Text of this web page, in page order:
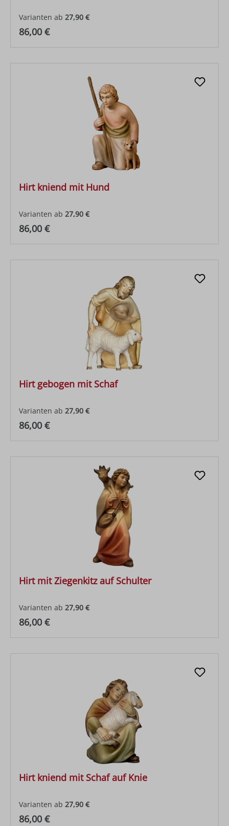
Varianten ab 27,90 €
Regulärer Preis:
86,00 €
Hirt kniend mit Hund
Varianten ab 27,90 €
Regulärer Preis:
86,00 €
Hirt gebogen mit Schaf
Varianten ab 27,90 €
Regulärer Preis:
86,00 €
Hirt mit Ziegenkitz auf Schulter
Varianten ab 27,90 €
Regulärer Preis:
86,00 €
Hirt kniend mit Schaf auf Knie
Varianten ab 27,90 €
Regulärer Preis:
86,00 €